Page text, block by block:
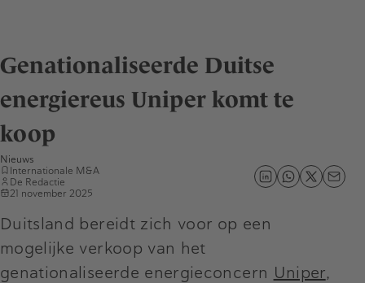
Genationaliseerde Duitse
energiereus Uniper komt te
koop
Nieuws
Internationale M&A
De Redactie
21 november 2025
Duitsland bereidt zich voor op een
mogelijke verkoop van het
genationaliseerde energieconcern Uniper,